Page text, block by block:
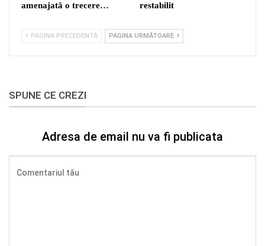
amenajată o trecere…
restabilit
PAGINA PRECEDENTĂ PAGINA URMĂTOARE
SPUNE CE CREZI
Adresa de email nu va fi publicata